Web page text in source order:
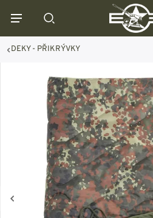
DEKY - PŘIKRÝVKY